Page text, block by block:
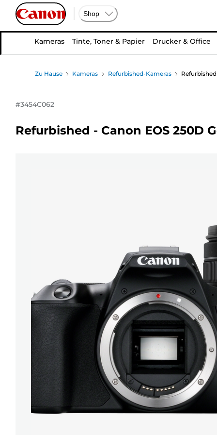
Shop
Kameras Tinte, Toner & Papier Drucker & Office
Zu Hause Kameras Refurbished-Kameras Refurbished
#3454C062
Refurbished - Canon EOS 250D